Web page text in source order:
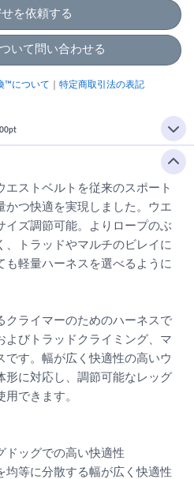
を依頼する
いて問い合わせる
™について 特定商取引法の表記
エストベルトを従来のスポート
かつ快適を実現しました。ウエ
イズ調節可能。よりロープのぶ
、トラッドやマルチのビレイに
も軽量ハーネスを選べるように
クライマーのためのハーネスで
よびトラッドクライミング、マ
です。幅が広く快適性の高いウ
形に対応し、調節可能なレッグ
できます。
ドッグでの高い快適性
均等に分散する幅が広く快適性